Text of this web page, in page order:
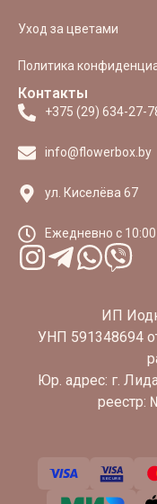
Уход за цветами
Политика
Контакты
+375 (29) 634-27-
info@flowerbox.by
ул. Киселёва 67
Eжедневно с
ИП
УНП 591348694
Юр. адрес: г.
реестр: